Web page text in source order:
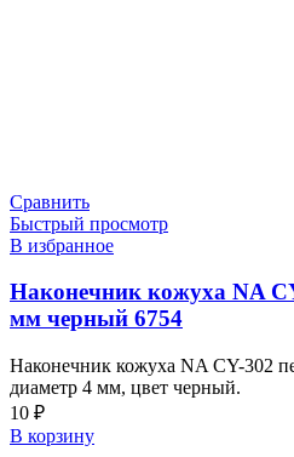
Сравнить
Быстрый просмотр
В избранное
Наконечник кожуха NA
мм черный 6754
Наконечник кожуха NA CY-302
диаметр 4 мм, цвет черный.
10 ₽
В корзину